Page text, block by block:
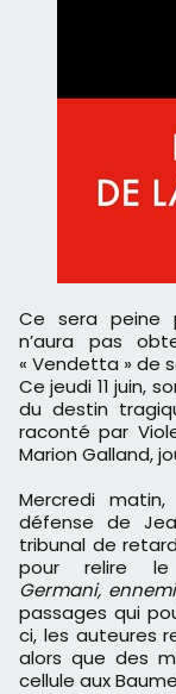
Ce sera peine perdue pour Jean-Luc Germani qui
n’aura pas
« Vendetta » de
Ce jeudi 11 juin,
du destin
raconté par
Marion Galland,
Mercredi
défense de
tribunal de
pour relire
Germani,
passages qui
ci, les auteures
alors que des
cellule aux